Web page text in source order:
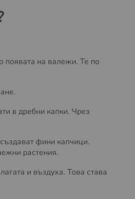
появата на валежи. Те по
в дребни капки. Чрез
фини капчици.
растения.
и въздуха. Това става